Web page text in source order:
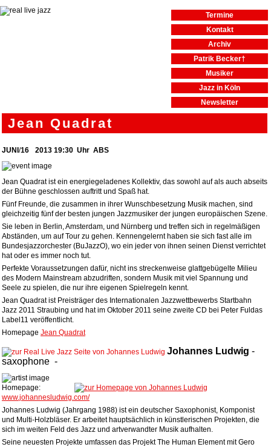
Termine
Kontakt
Archiv
Patrik Becker†
Musiker
Jazz in Köln
Newsletter
Jean Quadrat
JUNI /16 2013 19:30 Uhr ABS
Jean Quadrat ist ein energiegeladenes Kollektiv, das sowohl auf als auch abseits
der Bühne geschlossen auftritt und Spaß hat.
Fünf Freunde, die zusammen in ihrer Wunschbesetzung Musik machen, sind
gleichzeitig fünf der besten jungen Jazzmusiker der jungen europäischen Szene.
Sie leben in Berlin, Amsterdam, und Nürnberg und treffen sich in regelmäßigen
Abständen, um auf Tour zu gehen. Kennengelernt haben sie sich fast alle im
Bundesjazzorchester (BuJazzO), wo ein jeder von ihnen seinen Dienst verrichtet
hat oder es immer noch tut.
Perfekte Voraussetzungen dafür, nicht ins streckenweise glattgebügelte Milieu
des Modern Mainstream abzudriften, sondern Musik mit viel Spannung und
Seele zu spielen, die nur ihre eigenen Spielregeln kennt.
Jean Quadrat ist Preisträger des Internationalen Jazzwettbewerbs Startbahn
Jazz 2011 Straubing und hat im Oktober 2011 seine zweite CD bei Peter Fuldas
Label11 veröffentlicht.
Homepage Jean Quadrat
Johannes Ludwig -
saxophone -
Homepage:
www.johannesludwig.com/
Johannes Ludwig (Jahrgang 1988) ist ein deutscher Saxophonist, Komponist
und Multi-Holzbläser. Er arbeitet hauptsächlich in künstlerischen Projekten, die
sich im weiten Feld des Jazz und artverwandter Musik aufhalten.
Seine neuesten Projekte umfassen das Projekt The Human Element mit Gero